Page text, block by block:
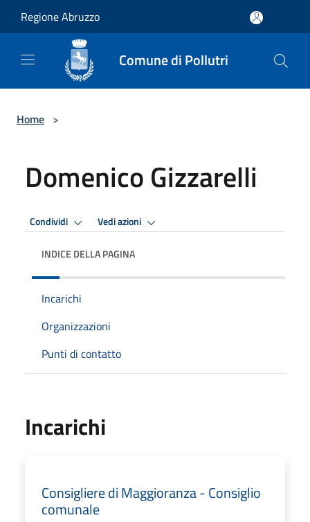
Regione Abruzzo
Comune di Pollutri
Home >
Domenico Gizzarelli
Condividi Vedi azioni
INDICE DELLA PAGINA
Incarichi
Organizzazioni
Punti di contatto
Incarichi
Consigliere di Maggioranza - Consiglio
comunale